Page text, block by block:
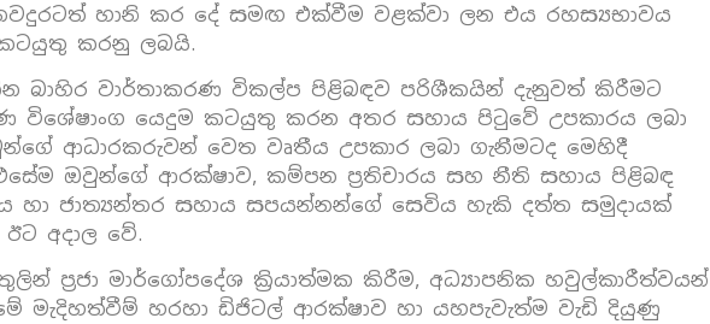
හානි කර දේ සමඟ එක්වීම වළක්වා ලන එය රහස්‍යභාවය
කරනු ලබයි.
බාහිර වාර්තාකරණ විකල්ප පිළිබඳව පරිශීකයින් දැනුවත් කිරීමට
විශේෂාංග යෙදුම කටයුතු කරන අතර සහාය පිටුවේ උපකාරය ලබා
ආධාරකරුවන් වෙත වෘතීය උපකාර ලබා ගැනීමටද මෙහිදී
ඔවුන්ගේ ආරක්ෂාව, කම්පන ප්‍රතිචාරය සහ නීති සහාය පිළිබඳ
හා ජාත්‍යන්තර සහාය සපයන්නන්ගේ සෙවිය හැකි දත්ත සමුදායක්
අදාල වේ.
ප්‍රජා මාර්ගෝපදේශ ක්‍රියාත්මක කිරීම, අධ්‍යාපනික හවුල්කාරීත්වයන්
මැදිහත්වීම් හරහා ඩිජිටල් ආරක්ෂාව හා යහපැවැත්ම වැඩි දියුණු